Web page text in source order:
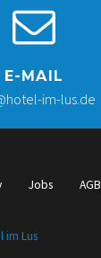


E-MAIL
im-lus.de
Jobs AGB
im Lus